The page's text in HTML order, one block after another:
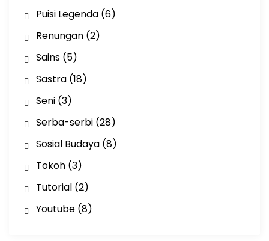
Puisi Legenda(6)
Renungan(2)
Sains(5)
Sastra(18)
Seni(3)
Serba-serbi(28)
Sosial Budaya(8)
Tokoh(3)
Tutorial(2)
Youtube(8)